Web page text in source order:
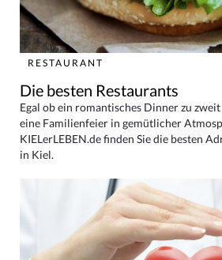
RESTAURANT
Die besten Restaurants
Egal ob ein romantisches Dinner zu
eine Familienfeier in gemütlicher
KIELerLEBEN.de finden Sie die besten
in Kiel.